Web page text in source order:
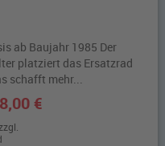
ab Baujahr 1985 Der
platziert das Ersatzrad
schafft mehr...
€